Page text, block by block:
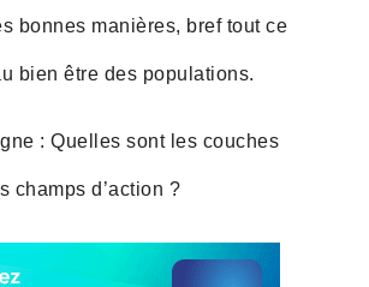
bonnes manières, bref tout ce
bien être des populations.
: Quelles sont les couches
champs d’action ?